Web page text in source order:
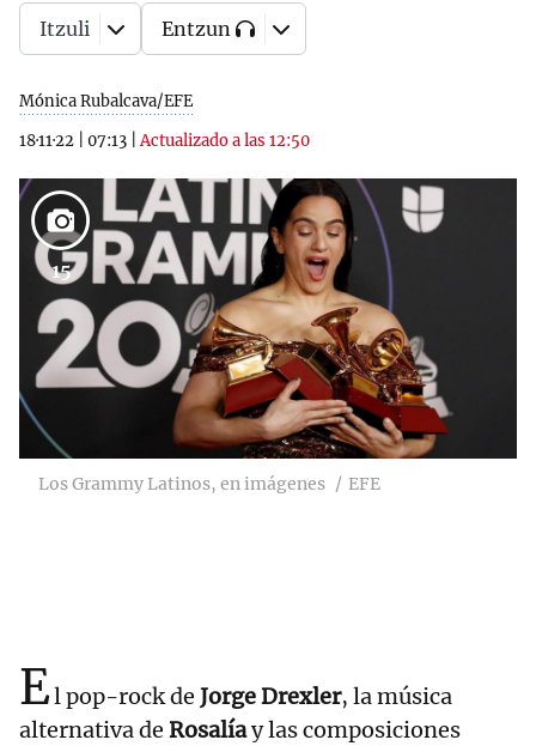
Mónica Rubalcava/EFE
18·11·22
07:13 |Actualizado a las 12:50
Itzuli Entzun
15
Los Grammy Latinos, en imágenes EFE
El pop-rock de Jorge Drexler, la música
alternativa de Rosalíay las composiciones